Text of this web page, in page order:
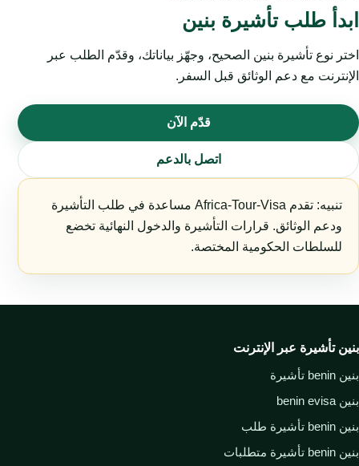
ابدأ طلب تأشيرة بنين
اختر نوع تأشيرة بنين الصحيح، وجهّز بياناتك، وقدّم الطلب عبر
الإنترنت مع دعم الوثائق قبل السفر.
قدّم الآن
اتصل بالدعم
تنبيه: تقدم Africa-Tour-Visa مساعدة في طلب التأشيرة
ودعم الوثائق. قرارات التأشيرة والدخول النهائية تخضع
للسلطات الحكومية المختصة.
بنين تأشيرة عبر الإنترنت
بنين benin تأشيرة
بنين benin evisa
بنين benin تأشيرة طلب
بنين benin تأشيرة متطلبات